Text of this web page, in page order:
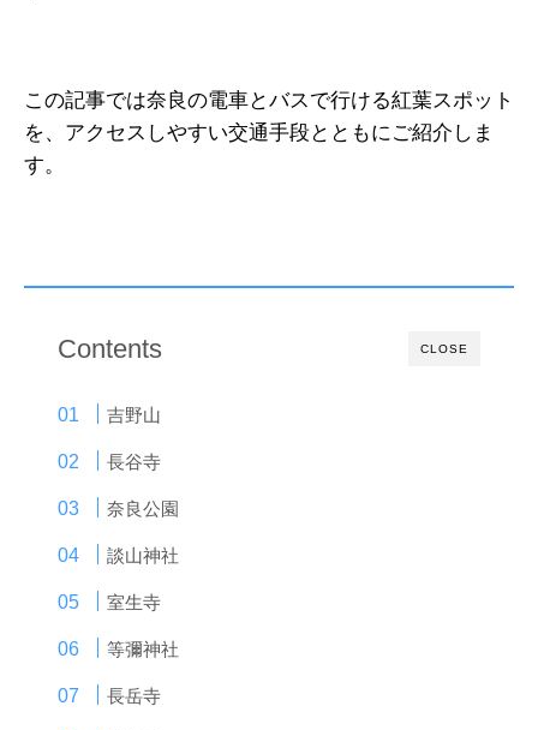
この記事では奈良の電車とバスで行ける紅葉スポット
を、アクセスしやすい交通手段とともにご紹介しま
す。
CLOSE
Contents
吉野山
長谷寺
奈良公園
談山神社
室生寺
等彌神社
長岳寺